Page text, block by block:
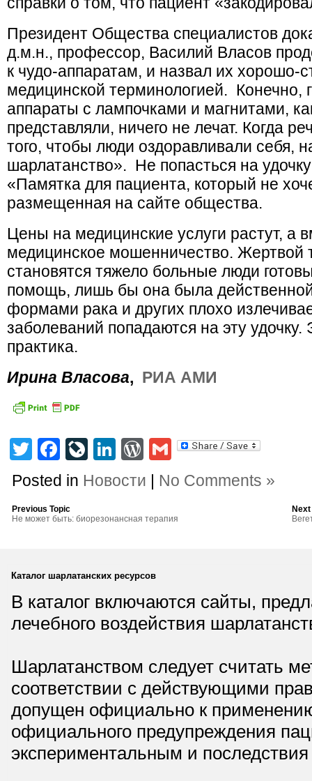
Президент Общества специалистов
д.м.н., профессор, Василий Власов
к чудо-аппаратам, и назвал их хорошо-
медицинской терминологией. Конечно,
аппараты с лампочками и магнитами,
представляли, ничего не лечат. Когда
того, чтобы люди оздоравливали себя,
шарлатанство». Не попасться на
«Памятка для пациента, который не
размещенная на сайте общества.
Цены на медицинские услуги растут, а
медицинское мошенничество. Жертвой
становятся тяжело больные люди
помощь, лишь бы она была
формами рака и других плохо
заболеваний попадаются на эту
практика.
Ирина Власова, РИА АМИ
TwitterFacebook
LiveJournal
LinkedIn
WordPress
Gmail
Posted in Новости | No Comments »
Previous Topic
Не может быть: биорезонансная терапия
Каталог шарлатанских ресурсов
В каталог включаются сайты,
лечебного воздействия
Шарлатанством следует считать
соответствии с действующими
допущен официально к
официального предупреждения
экспериментальным и